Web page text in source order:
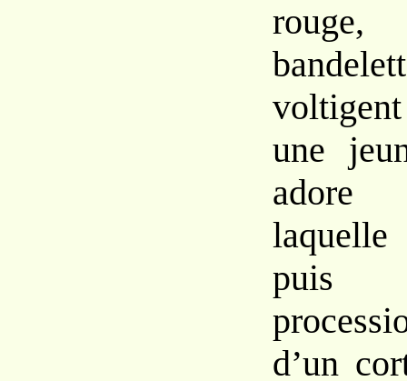
rouge,
une
puis
d’un